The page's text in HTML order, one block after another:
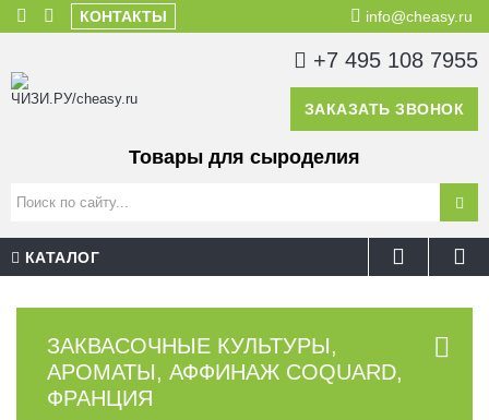
КОНТАКТЫ info@cheasy.ru
+7 495 108 7955
ЗАКАЗАТЬ ЗВОНОК
Товары для сыроделия
КАТАЛОГ
ЗАКВАСОЧНЫЕ КУЛЬТУРЫ,
АРОМАТЫ, АФФИНАЖ COQUARD,
ФРАНЦИЯ